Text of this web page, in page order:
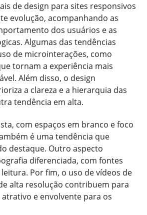
de design para sites responsivos
evolução, acompanhando as
dos usuários e as
Algumas das tendências
de microinterações, como
tornam a experiência mais
Além disso, o design
a clareza e a hierarquia das
tendência em alta.
com espaços em branco e foco
é uma tendência que
destaque. Outro aspecto
diferenciada, com fontes
Por fim, o uso de vídeos de
alta resolução contribuem para
e envolvente para os